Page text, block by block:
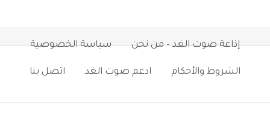
إذاعة صوت الغد – من نحن سياسة الخصوصية
الشروط والأحكام ادعم صوت الغد اتصل بنا